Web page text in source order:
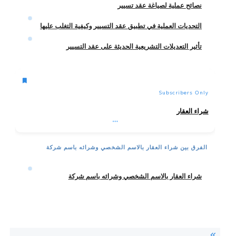
نصائح عملية لصياغة عقد تسيير
التحديات العملية في تطبيق عقد التسيير وكيفية التغلب عليها
تأثير التعديلات التشريعية الحديثة على عقد التسيير
Subscribers Only
شراء العقار
الفرق بين شراء العقار بالاسم الشخصي وشرائه باسم شركة
شراء العقار بالاسم الشخصي وشرائه باسم شركة